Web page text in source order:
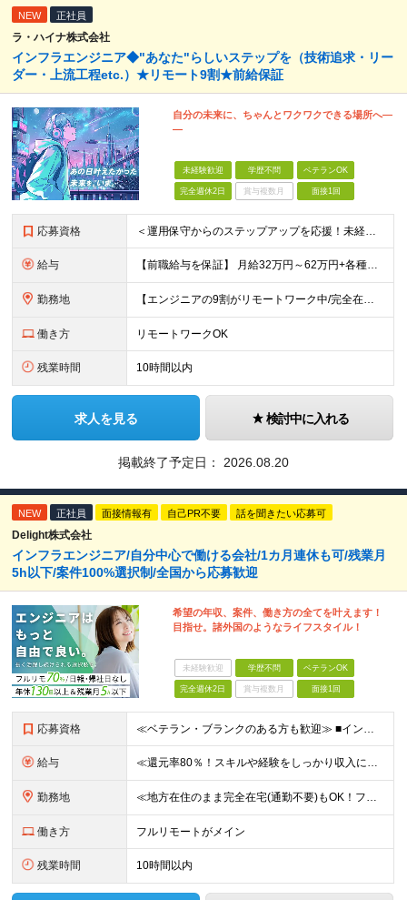
NEW 正社員
ラ・ハイナ株式会社
インフラエンジニア◆"あなた"らしいステップを（技術追求・リー
ダー・上流工程etc.）★リモート9割★前給保証
自分の未来に、ちゃんとワクワクできる場所へ―
―
未経験歓迎 学歴不問 ベテランOK
完全週休2日 賞与複数月 面接1回
応募資格 ＜運用保守からのステップアップを応援！未経験からの挑戦も大歓迎です♪＞ ■インフラエンジニアとして何らかの実務経験がある方（経験領域不問） ■学歴不問 【こんな方にピッタリの環境です！】 ・運用保守
給与 【前職給与を保証】 月給32万円～62万円+各種手当+決算賞与 ★資格手当や資格取得報奨金、役職手当など待遇、福利厚生が充実！ ★1年で年収60万円以上アップした社員が多数！ ※経験・スキルを考慮
勤務地 【エンジニアの9割がリモートワーク中/完全在宅ワークで働くメンバーも◎】 現在、エンジニアの約9割がリモートワークを実施。 そのうち約3割がフルリモートで勤務しており、地方在住のメンバーも活躍していま
働き方 リモートワークOK
残業時間 10時間以内
求人を見る 検討中に入れる
掲載終了予定日： 2026.08.20
NEW 正社員 面接情報有 自己PR不要 話を聞きたい応募可
Delight株式会社
インフラエンジニア/自分中心で働ける会社/1カ月連休も可/残業月
5h以下/案件100%選択制/全国から応募歓迎
希望の年収、案件、働き方の全てを叶えます！
目指せ。諸外国のようなライフスタイル！
未経験歓迎 学歴不問 ベテランOK
完全週休2日 賞与複数月 面接1回
応募資格 ≪ベテラン・ブランクのある方も歓迎≫ ■インフラエンジニアとしての実務経験をお持ちの方(運用・保守のみやオンプレミスのみの経験でもOK) ■学歴不問 ≪こんな方はぜひご応募ください≫ □ワークライフ
給与 ≪還元率80％！スキルや経験をしっかり収入に反映します≫ 年俸530万円以上＋業績賞与 ※スキル・経験を考慮の上、優遇いたします ※上記年俸を12分割し、月1回支給します ※上記年俸には固定残業代
勤務地 ≪地方在住のまま完全在宅(通勤不要)もOK！フルリモート7割、ハイブリッド2割！≫ ご自宅でのリモートワーク、または東京都、神奈川、埼玉、千葉を中心とするお客様先での勤務 ■本社アクセス 東京都豊島
働き方 フルリモートがメイン
残業時間 10時間以内